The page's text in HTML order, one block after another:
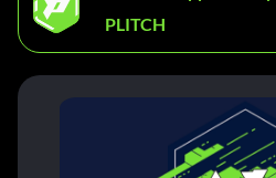
PLITCH